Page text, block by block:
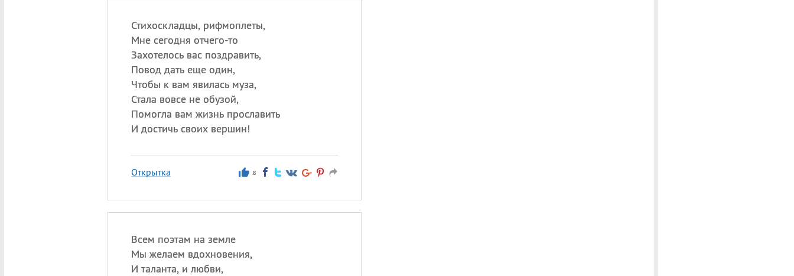
Стихоскладцы, рифмоплеты,
Мне сегодня отчего-то
Захотелось вас поздравить,
Повод дать еще один,
Чтобы к вам явилась муза,
Стала вовсе не обузой,
Помогла вам жизнь прославить
И достичь своих вершин!
Открытка 8
Всем поэтам на земле
Мы желаем вдохновения,
И таланта, и любви,